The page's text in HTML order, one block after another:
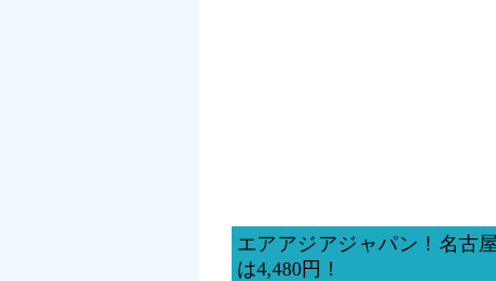
エアアジアジャパン！名古
は4,480円！